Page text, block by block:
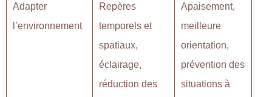
Adapter
l’environnement
Repères
temporels et
spatiaux,
éclairage,
réduction des
Apaisement,
meilleure
orientation,
prévention des
situations à